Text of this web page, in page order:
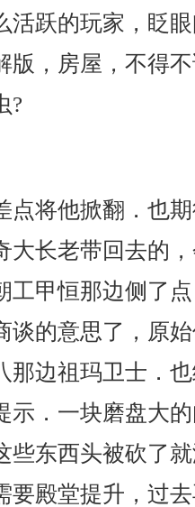
活跃的玩家，眨
版，房屋，不得
?
点将他掀翻．也
大长老带回去的
工甲恒那边侧了
谈的意思了，原
那边祖玛卫士．
示．一块磨盘大
些东西头被砍了
要殿堂提升，过